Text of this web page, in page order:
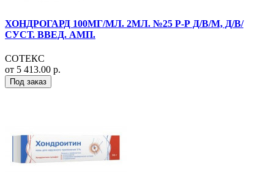
ХОНДРОГАРД 100МГ/МЛ. 2МЛ. №25 Р-Р Д/В/М, Д/В/
СУСТ. ВВЕД. АМП.
СОТЕКС
от 5 413.00 р.
Под заказ